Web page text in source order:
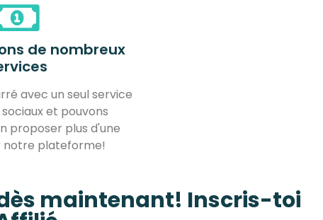
de nombreux
avec un seul service
et pouvons
proposer plus d'une
notre plateforme!
maintenant! Inscris-toi